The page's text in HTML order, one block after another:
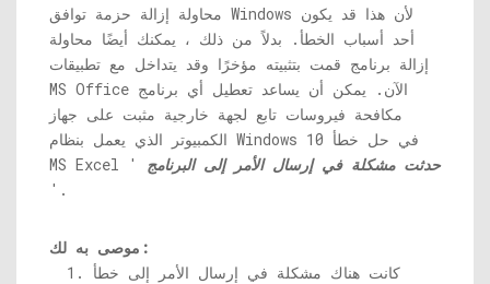
محاولة إزالة حزمة توافق Windows لأن هذا قد يكون
أحد أسباب الخطأ. بدلاً من ذلك ، يمكنك أيضًا محاولة
إزالة برنامج قمت بتثبيته مؤخرًا وقد يتداخل مع تطبيقات
MS Office الآن. يمكن أن يساعد تعطيل أي برنامج
مكافحة فيروسات تابع لجهة خارجية مثبت على جهاز
الكمبيوتر الذي يعمل بنظام Windows 10 في حل خطأ
MS Excel ' حدثت مشكلة في إرسال الأمر إلى البرنامج
'.
موصى به لك:
كانت هناك مشكلة في إرسال الأمر إلى خطأ